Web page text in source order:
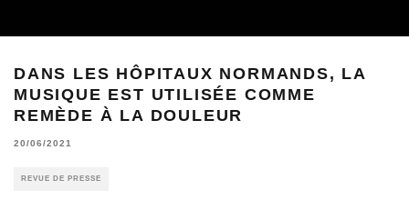
DANS LES HÔPITAUX NORMANDS, LA
MUSIQUE EST UTILISÉE COMME
REMÈDE À LA DOULEUR
20/06/2021
REVUE DE PRESSE